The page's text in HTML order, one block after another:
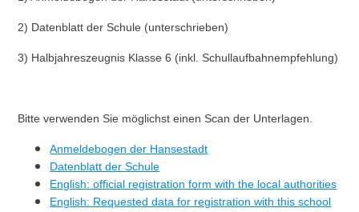
2) Datenblatt der Schule (unterschrieben)
3) Halbjahreszeugnis Klasse 6 (inkl. Schullaufbahnempfehlung)
Bitte verwenden Sie möglichst einen Scan der Unterlagen.
Anmeldebogen der Hansestadt
Datenblatt der Schule
English: official registration form with the local authorities
English: Requested data for registration with this school